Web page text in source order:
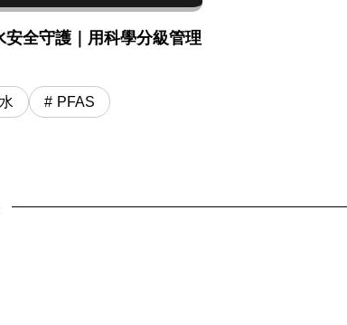
安全守護｜用科學分級管理
PFAS